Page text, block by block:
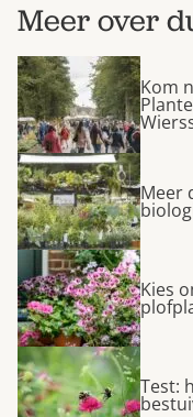
Meer over
Kom
Meer
Kies
Test: